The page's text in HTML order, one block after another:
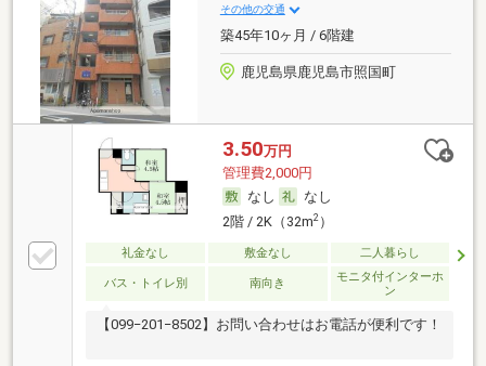
その他の交通
築45年10ヶ月 / 6階建
鹿児島県鹿児島市照国町
3.50万円
管理費2,000円
なし
なし
2階 / 2K（32m2）
礼金なし 敷金なし 二人暮らし
バス・トイレ別 南向き
モニタ付インターホ
ン
【099−201−8502】お問い合わせはお電話が便利です！